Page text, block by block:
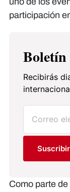
participación
Boletín
Recibirás
Como parte